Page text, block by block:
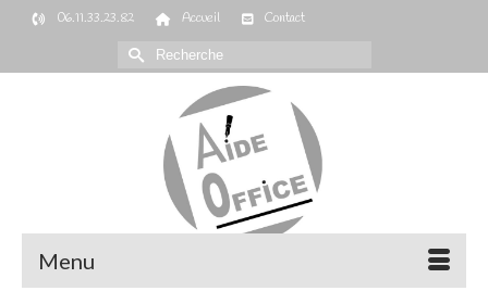
06.11.33.23.82 Accueil
Contact
Rechercher :
Menu